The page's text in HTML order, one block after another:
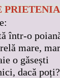
într-o
mare,
o găsești
dacă